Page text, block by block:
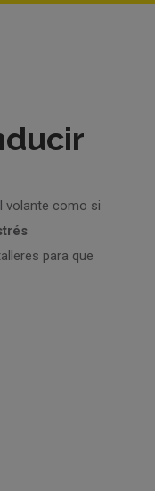
volante como si
para que